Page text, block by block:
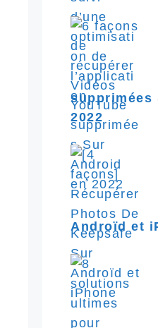
supprimées
2022
Androïd et